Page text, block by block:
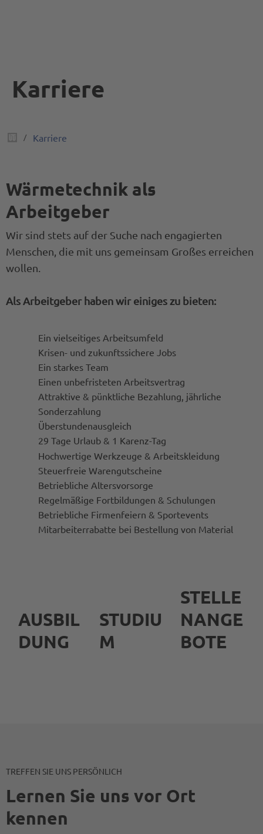
Karriere
/ Karriere
Wärmetechnik als
Arbeitgeber
Wir sind stets auf der Suche nach engagierten
Menschen, die mit uns gemeinsam Großes erreichen
wollen.
Als Arbeitgeber haben wir einiges zu bieten:
Ein vielseitiges Arbeitsumfeld
Krisen- und zukunftssichere Jobs
Ein starkes Team
Einen unbefristeten Arbeitsvertrag
Attraktive & pünktliche Bezahlung, jährliche
Sonderzahlung
Überstundenausgleich
29 Tage Urlaub & 1 Karenz-Tag
Hochwertige Werkzeuge & Arbeitskleidung
Steuerfreie Warengutscheine
Betriebliche Altersvorsorge
Regelmäßige Fortbildungen & Schulungen
Betriebliche Firmenfeiern & Sportevents
Mitarbeiterrabatte bei Bestellung von Material
AUSBILDUNG
Mehr erfahren >
AUSBIL
DUNG
STUDIU
M
STELLE
NANGE
BOTE
TREFFEN SIE UNS PERSÖNLICH
Lernen Sie uns vor Ort
kennen